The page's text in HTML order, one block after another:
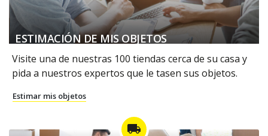
ESTIMACIÓN DE MIS OBJETOS
Visite una de nuestras 100 tiendas cerca de su casa y
pida a nuestros expertos que le tasen sus objetos.
Estimar mis objetos
local_shipping